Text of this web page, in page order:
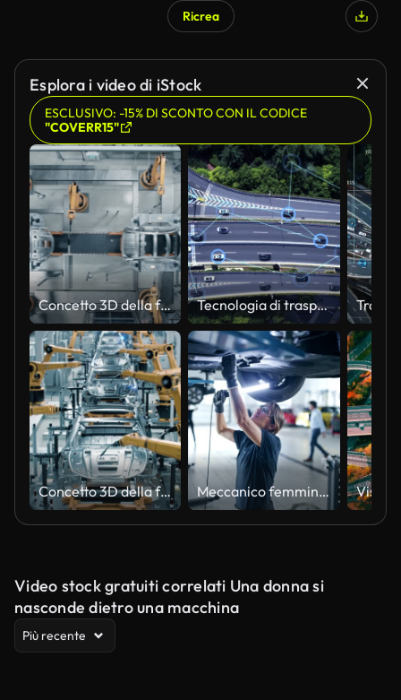
Ricrea
Esplora i video di iStock
ESCLUSIVO: -15% DI SCONTO CON IL CODICE
"COVERR15"
Concetto 3D della fabbrica di auto aeree: linea automatizzata di assemblaggio del braccio robotico che produce veicoli elettrici ad alta tecnologia ad energia verde. Costruzione, saldatura trasporto di produzione industriale. Ciclo time-lapse in alto Tecnologia di trasporto futuristica
Concetto 3D della fabbrica di automobili: linea automatizzata di assemblaggio del braccio robotico che produce veicoli elettrici ad alta tecnologia ad energia verde. Costruzione automatica, trasportatore di produzione industriale di saldatura. Time-Lapse v Meccanico femminile con luce che esamina il telaio dell'auto in un'officina di riparazione auto
Video stock gratuiti correlati Una donna si
nasconde dietro una macchina
Più recente